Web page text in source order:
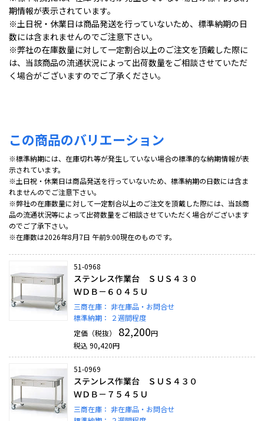
期情報が表示されています。
※土日祝・休業日は商品発送を行っていないため、標準納期の日
数には含まれませんのでご注意下さい。
※弊社の在庫数量に対して一定割合以上のご注文を頂戴した際に
は、当該商品の流通状況によって出荷数量をご相談させていただ
く場合がございますのでご了承ください。
この商品のバリエーション
※標準納期には、在庫切れ等が発生していない場合の標準的な納期情報が表
示されています。
※土日祝・休業日は商品発送を行っていないため、標準納期の日数には含ま
れませんのでご注意下さい。
※弊社の在庫数量に対して一定割合以上のご注文を頂戴した際には、当該商
品の流通状況等によって出荷数量をご相談させていただく場合がございます
のでご了承下さい。
※在庫数は2026年8月7日 午前9:00現在のものです。
51-0968
ステンレス作業台 ＳＵＳ４３０
ＷＤＢ－６０４５Ｕ
三商在庫： 非在庫品・お問合せ
標準納期：
２週間程度
定価（税抜）
82,200円
税込 90,420円
51-0969
ステンレス作業台 ＳＵＳ４３０
ＷＤＢ－７５４５Ｕ
三商在庫： 非在庫品・お問合せ